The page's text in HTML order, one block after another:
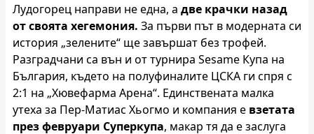
Лудогорец направи не една, а две крачки назад
от своята хегемония. За първи път в модерната си
история „зелените“ ще завършат без трофей.
Разградчани са вън и от турнира Sesame Купа на
България, където на полуфиналите ЦСКА ги спря с
2:1 на „Хювефарма Арена“. Единствената малка
утеха за Пер-Матиас Хьогмо и компания е взетата
през февруари Суперкупа, макар тя да е заслуга